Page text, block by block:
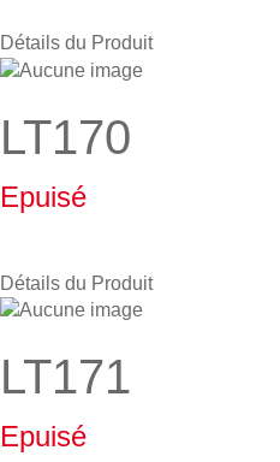
Détails du Produit
LT170
Epuisé
Détails du Produit
LT171
Epuisé